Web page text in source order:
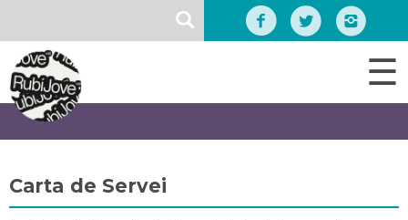
contingut
☰
Carta de Servei